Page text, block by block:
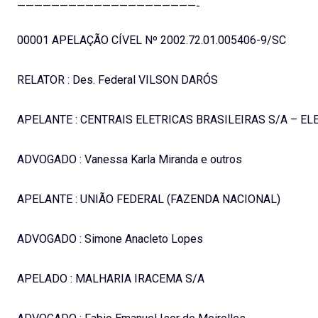
—————————————————————-
00001 APELAÇÃO CÍVEL Nº 2002.72.01.005406-9/SC
RELATOR : Des. Federal VILSON DARÓS
APELANTE : CENTRAIS ELETRICAS BRASILEIRAS S/A –
ADVOGADO : Vanessa Karla Miranda e outros
APELANTE : UNIÃO FEDERAL (FAZENDA NACIONAL)
ADVOGADO : Simone Anacleto Lopes
APELADO : MALHARIA IRACEMA S/A